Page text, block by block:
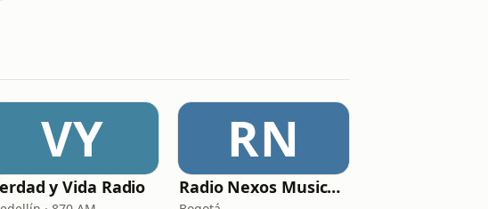
VY
y Vida Radio
RN
Radio Nexos Musica Cristiana (Iglesia De Jesucristo)